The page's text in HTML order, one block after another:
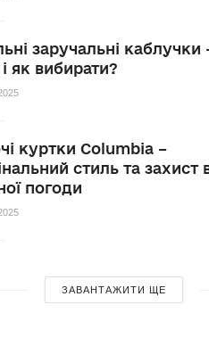
заручальні каблучки
як вибирати?
куртки Columbia –
стиль та захист
погоди
ЗАВАНТАЖИТИ ЩЕ